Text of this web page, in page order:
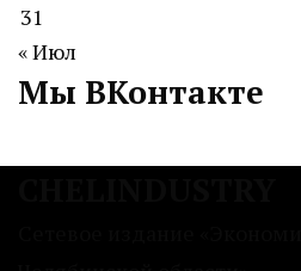
31
« Июл
Мы ВКонтакте